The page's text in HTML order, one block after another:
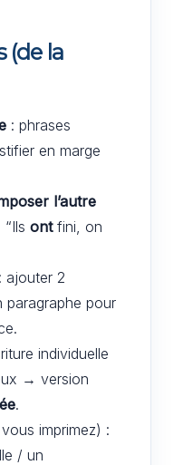
(de la
: phrases
en marge
l’autre
ontfini, on
: ajouter 2
paragraphe pour
individuelle
→ version
.
imprimez) :
/ un